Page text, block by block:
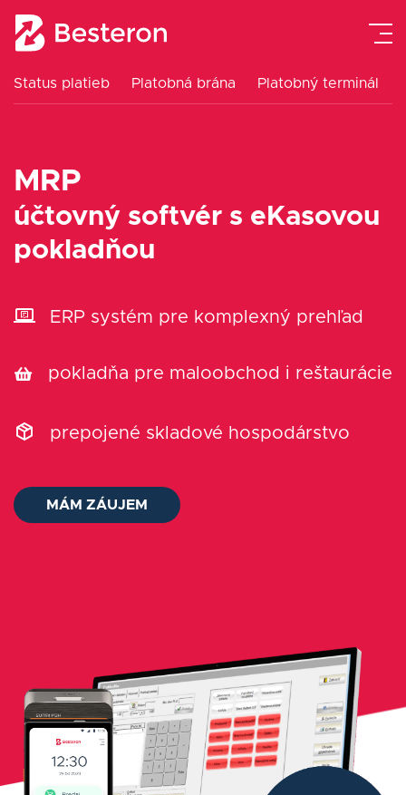
Status platieb Platobná brána Platobný terminál
AUDIT ZADARMO
Status platieb
O nás
Blog
Cenník
Návody
eKasa pokladne
Platobná brána
MRP
účtovný softvér s eKasovou
pokladňou
ERP systém pre komplexný prehľad
pokladňa pre maloobchod i reštaurácie
prepojené skladové hospodárstvo
MÁM ZÁUJEM